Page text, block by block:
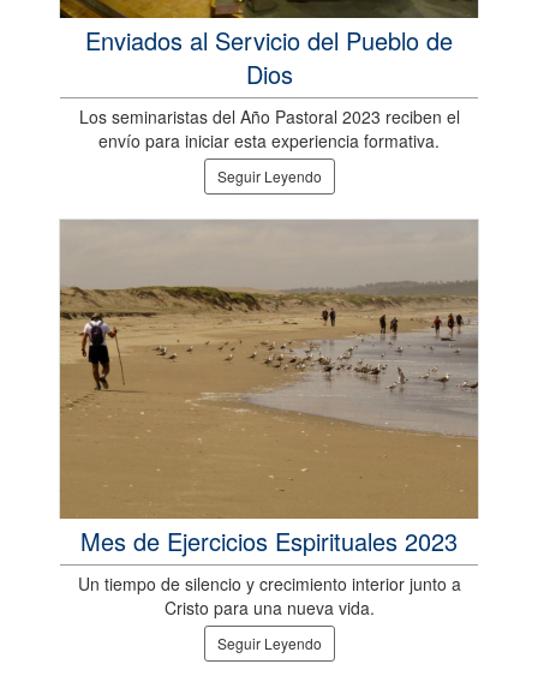
Enviados al Servicio del Pueblo de
Dios
Los seminaristas del Año Pastoral 2023 reciben el
envío para iniciar esta experiencia formativa.
Seguir Leyendo
Mes de Ejercicios Espirituales 2023
Un tiempo de silencio y crecimiento interior junto a
Cristo para una nueva vida.
Seguir Leyendo